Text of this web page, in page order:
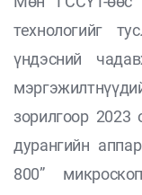
технологийг
үндэсний
зорилгоор 2023
дурангийн
800”